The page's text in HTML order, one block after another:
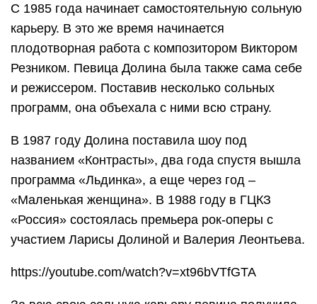
С 1985 года начинает самостоятельную сольную
карьеру. В это же время начинается
плодотворная работа с композитором Виктором
Резником. Певица Долина была также сама себе
и режиссером. Поставив несколько сольных
программ, она объехала с ними всю страну.
В 1987 году Долина поставила шоу под
названием «Контрасты», два года спустя вышла
программа «Льдинка», а еще через год –
«Маленькая женщина». В 1988 году в ГЦКЗ
«Россия» состоялась премьера рок-оперы с
участием Ларисы Долиной и Валерия Леонтьева.
https://youtube.com/watch?v=xt96bVTfGTA